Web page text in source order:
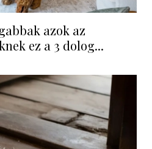
azok az
ez a 3 dolog...